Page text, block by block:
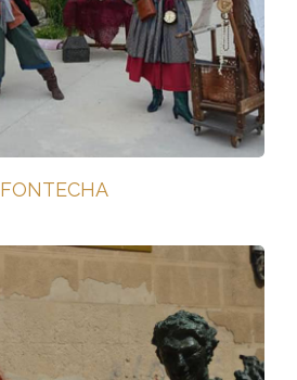
FONTECHA